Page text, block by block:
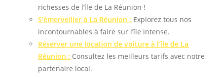
richesses de l’île de La Réunion !
S’émerveiller à La Réunion : Explorez tous nos
incontournables à faire sur l’île intense.
Réserver une location de voiture à l’île de La
Réunion : Consultez les meilleurs tarifs avec notre
partenaire local.